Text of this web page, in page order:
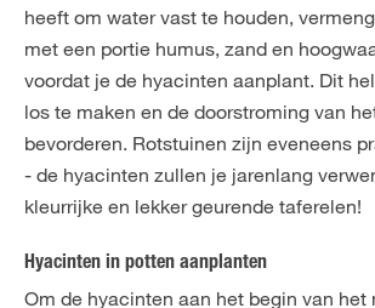
heeft om water vast te houden,
met een portie humus, zand en
voordat je de hyacinten aanplant. Dit
los te maken en de doorstroming van
bevorderen. Rotstuinen zijn eveneens
- de hyacinten zullen je jarenlang
kleurrijke en lekker geurende taferelen!
Hyacinten in potten aanplanten
Om de hyacinten aan het begin van het